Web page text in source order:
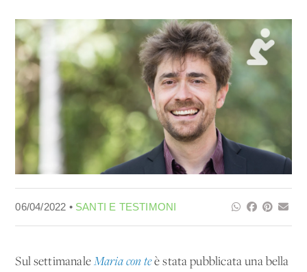
06/04/2022 • SANTI E TESTIMONI
Sul settimanaleMaria con teè stata pubblicata una bella